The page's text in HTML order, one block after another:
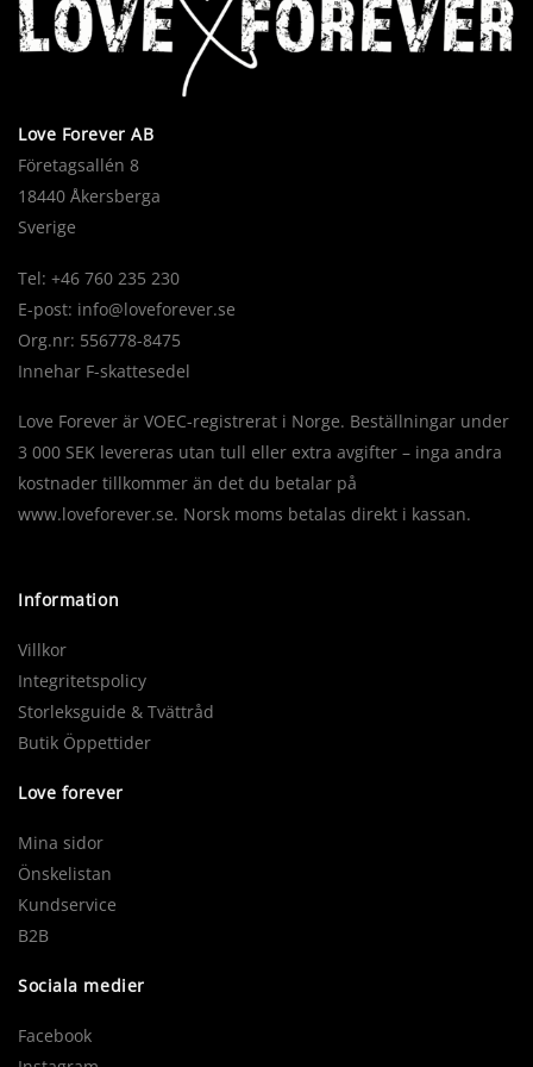
Love Forever AB
Företagsallén 8
18440 Åkersberga
Sverige
Tel: +46 760 235 230
E-post: info@loveforever.se
Org.nr: 556778-8475
Innehar F-skattesedel
Love Forever är VOEC-registrerat i Norge. Beställningar under
3 000 SEK levereras utan tull eller extra avgifter – inga andra
kostnader tillkommer än det du betalar på
www.loveforever.se. Norsk moms betalas direkt i kassan.
Information
Villkor
Integritetspolicy
Storleksguide & Tvättråd
Butik Öppettider
Love forever
Mina sidor
Önskelistan
Kundservice
B2B
Sociala medier
Facebook